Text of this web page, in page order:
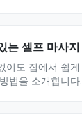
는 셀프 마사지
이도 집에서 쉽게
법을 소개합니다.